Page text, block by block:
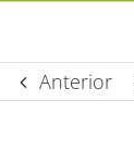
Anterior